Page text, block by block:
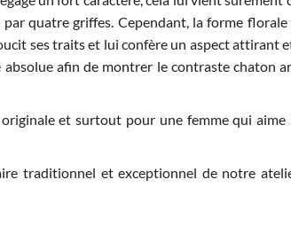
quatre griffes. Cependant, la forme
ses traits et lui confère un aspect attirant
afin de montrer le contraste chaton
et surtout pour une femme qui aime
traditionnel et exceptionnel de notre